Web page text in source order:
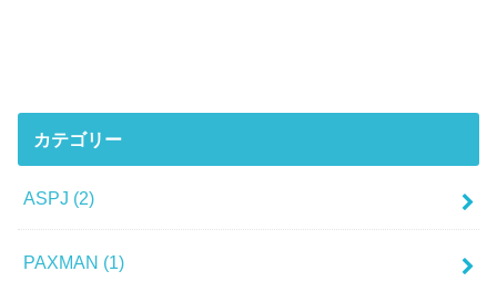
カテゴリー
ASPJ (2)
PAXMAN (1)